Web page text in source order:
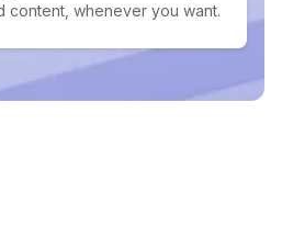
content, whenever you want.